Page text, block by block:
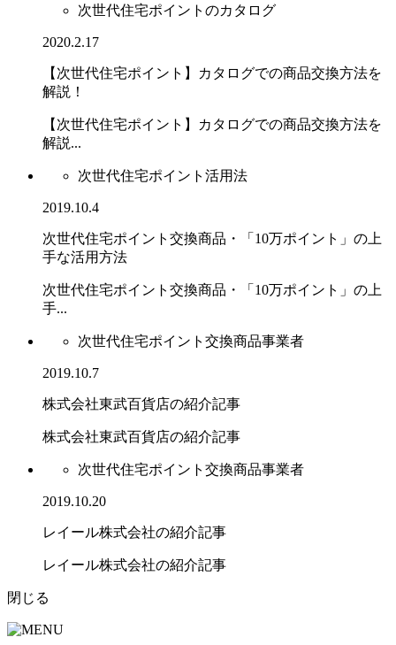
次世代住宅ポイントのカタログ
2020.2.17
【次世代住宅ポイント】カタログでの商品交換方法を
解説！
【次世代住宅ポイント】カタログでの商品交換方法を
解説...
次世代住宅ポイント活用法
2019.10.4
次世代住宅ポイント交換商品・「10万ポイント」の上
手な活用方法
次世代住宅ポイント交換商品・「10万ポイント」の上
手...
次世代住宅ポイント交換商品事業者
2019.10.7
株式会社東武百貨店の紹介記事
株式会社東武百貨店の紹介記事
次世代住宅ポイント交換商品事業者
2019.10.20
レイール株式会社の紹介記事
レイール株式会社の紹介記事
閉じる